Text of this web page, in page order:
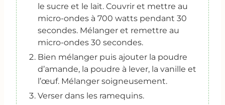
le sucre et le lait. Couvrir et mettre au
micro-ondes à 700 watts pendant 30
secondes. Mélanger et remettre au
micro-ondes 30 secondes.
Bien mélanger puis ajouter la poudre
d’amande, la poudre à lever, la vanille et
l’œuf. Mélanger soigneusement.
Verser dans les ramequins.